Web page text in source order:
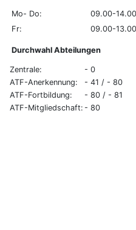
Mo- Do:
09.00-
Fr:
09.00-
Durchwahl Abteilungen
Zentrale:
- 0
ATF-Anerkennung:
- 41 / - 80
ATF-Fortbildung:
- 80 / - 81
ATF-Mitgliedschaft: - 80